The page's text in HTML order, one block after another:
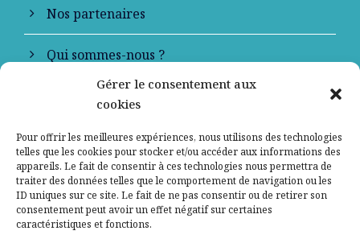
Gérer le consentement aux
cookies
Pour offrir les meilleures expériences, nous utilisons des technologies
telles que les cookies pour stocker et/ou accéder aux informations des
appareils. Le fait de consentir à ces technologies nous permettra de
traiter des données telles que le comportement de navigation ou les
ID uniques sur ce site. Le fait de ne pas consentir ou de retirer son
consentement peut avoir un effet négatif sur certaines
caractéristiques et fonctions.
Nos partenaires
Qui sommes-nous ?
Contactez-nous
Mentions légales
Politique de confidentialité